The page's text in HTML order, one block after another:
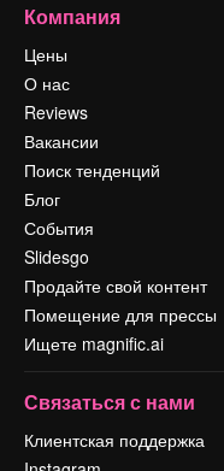
Компания
Цены
О нас
Reviews
Вакансии
Поиск тенденций
Блог
События
Slidesgo
Продайте свой контент
Помещение для прессы
Ищете magnific.ai
Связаться с нами
Клиентская поддержка